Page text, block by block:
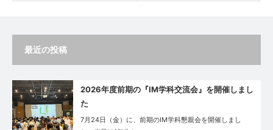
最近の投稿
2026年度前期の『IM学科交流会』を開催しまし
た
7月24日（金）に、前期のIM学科懇親会を開催しまし